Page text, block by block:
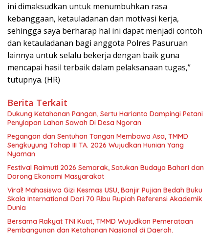
ini dimaksudkan untuk menumbuhkan rasa
kebanggaan, ketauladanan dan motivasi kerja,
sehingga saya berharap hal ini dapat menjadi contoh
dan ketauladanan bagi anggota Polres Pasuruan
lainnya untuk selalu bekerja dengan baik guna
mencapai hasil terbaik dalam pelaksanaan tugas,”
tutupnya. (HR)
Berita Terkait
Dukung Ketahanan Pangan, Sertu Harianto Dampingi Petani
Penyiapan Lahan Sawah Di Desa Ngoran
Pegangan dan Sentuhan Tangan Membawa Asa, TMMD
Sengkuyung Tahap III TA. 2026 Wujudkan Hunian Yang
Nyaman
Festival Raimuti 2026 Semarak, Satukan Budaya Bahari dan
Dorong Ekonomi Masyarakat
Viral! Mahasiswa Gizi Kesmas USU, Banjir Pujian Bedah Buku
Skala International Dari 70 Ribu Rupiah Referensi Akademik
Dunia
Bersama Rakyat TNI Kuat, TMMD Wujudkan Pemerataan
Pembangunan dan Ketahanan Nasional di Daerah.